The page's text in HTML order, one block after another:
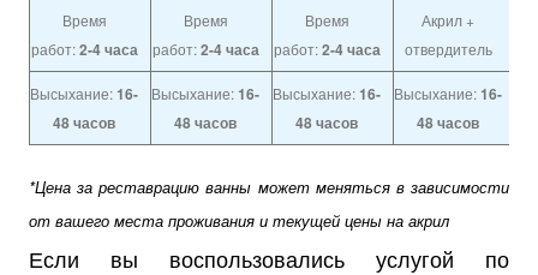
Время
работ:2-4 часа
Время
работ:2-4 часа
Время
работ:2-4 часа
Акрил +
отвердитель
Высыхание:16-
48 часов
Высыхание:16-
48 часов
Высыхание:16-
48 часов
Высыхание:16-
48 часов
*Цена за реставрацию ванны может меняться в зависимости
от вашего места проживания и текущей цены на акрил
Если вы воспользовались услугой по